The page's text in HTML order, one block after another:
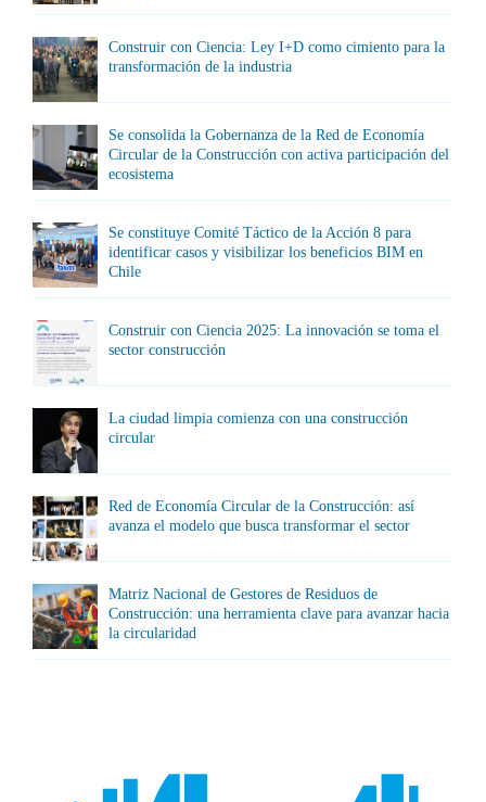
Construir con Ciencia: Ley I+D como cimiento para la
transformación de la industria
Se consolida la Gobernanza de la Red de Economía
Circular de la Construcción con activa participación del
ecosistema
Se constituye Comité Táctico de la Acción 8 para
identificar casos y visibilizar los beneficios BIM en
Chile
Construir con Ciencia 2025: La innovación se toma el
sector construcción
La ciudad limpia comienza con una construcción
circular
Red de Economía Circular de la Construcción: así
avanza el modelo que busca transformar el sector
Matriz Nacional de Gestores de Residuos de
Construcción: una herramienta clave para avanzar hacia
la circularidad